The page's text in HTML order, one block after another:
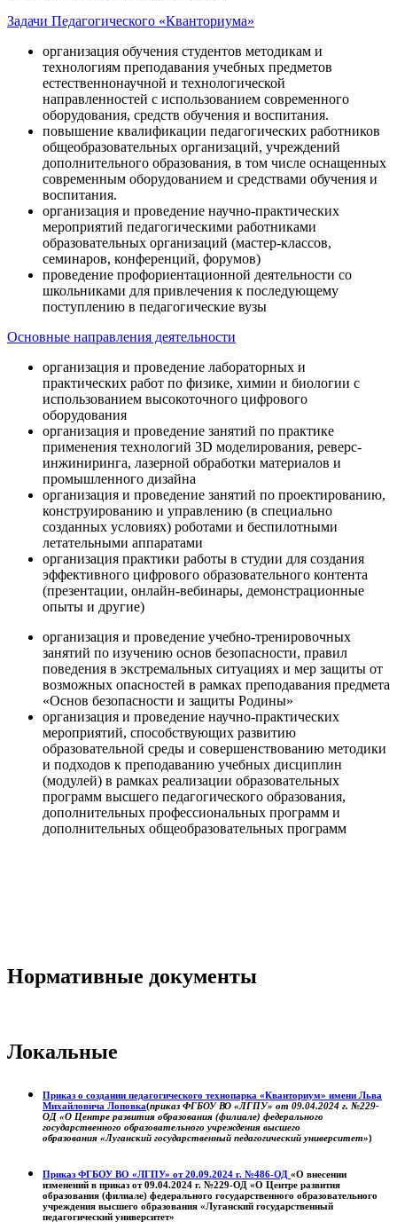
Задачи Педагогического «Кванториума»
организация обучения студентов методикам и
технологиям преподавания учебных предметов
естественнонаучной и технологической
направленностей с использованием современного
оборудования, средств обучения и воспитания.
повышение квалификации педагогических работников
общеобразовательных организаций, учреждений
дополнительного образования, в том числе оснащенных
современным оборудованием и средствами обучения и
воспитания.
организация и проведение научно-практических
мероприятий педагогическими работниками
образовательных организаций (мастер-классов,
семинаров, конференций, форумов)
проведение профориентационной деятельности со
школьниками для привлечения к последующему
поступлению в педагогические вузы
Основные направления деятельности
организация и проведение лабораторных и
практических работ по физике, химии и биологии с
использованием высокоточного цифрового
оборудования
организация и проведение занятий по практике
применения технологий 3D моделирования, реверс-
инжиниринга, лазерной обработки материалов и
промышленного дизайна
организация и проведение занятий по проектированию,
конструированию и управлению (в специально
созданных условиях) роботами и беспилотными
летательными аппаратами
организация практики работы в студии для создания
эффективного цифрового образовательного контента
(презентации, онлайн-вебинары, демонстрационные
опыты и другие)
организация и проведение учебно-тренировочных
занятий по изучению основ безопасности, правил
поведения в экстремальных ситуациях и мер защиты от
возможных опасностей в рамках преподавания предмета
«Основ безопасности и защиты Родины»
организация и проведение научно-практических
мероприятий, способствующих развитию
образовательной среды и совершенствованию методики
и подходов к преподаванию учебных дисциплин
(модулей) в рамках реализации образовательных
программ высшего педагогического образования,
дополнительных профессиональных программ и
дополнительных общеобразовательных программ
Нормативные документы
Локальные
Приказ о создании педагогического технопарка «Кванториум» имени Льва
Михайловича Лоповка(приказ ФГБОУ ВО «ЛГПУ» от 09.04.2024 г. №229-
ОД «О Центре развития образования (филиале) федерального
государственного образовательного учреждения высшего
образования «Луганский государственный педагогический университет»)
Приказ ФГБОУ ВО «ЛГПУ» от 20.09.2024 г. №486-ОД «О внесении
изменений в приказ от 09.04.2024 г. №229-ОД «О Центре развития
образования (филиале) федерального государственного образовательного
учреждения высшего образования «Луганский государственный
педагогический университет»